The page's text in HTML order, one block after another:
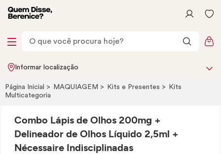
Informar localização
Página Inicial MAQUIAGEM Kits e Presentes
Kits
Multicategoria
Combo Lápis de Olhos 200mg +
Delineador de Olhos Líquido 2,5ml +
Nécessaire Indisciplinadas